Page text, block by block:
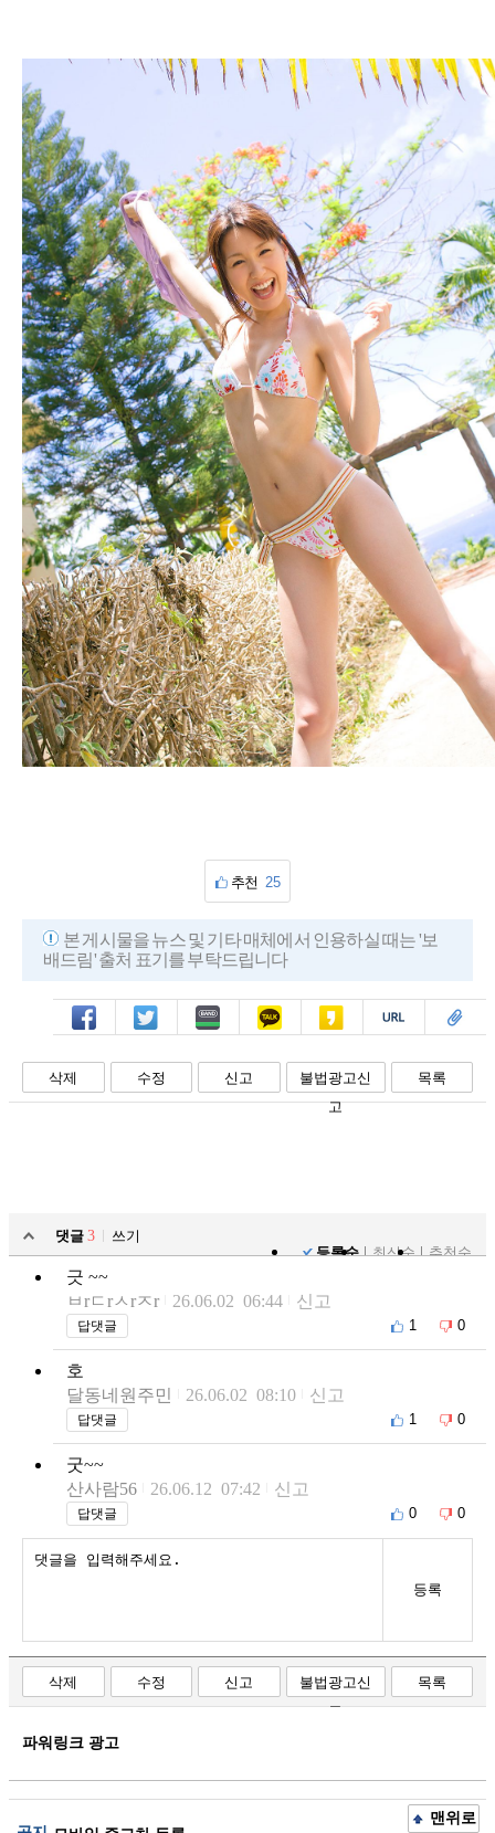
추천 25
본 게시물을 뉴스 및 기타 매체에서 인용하실 때는 '보
배드림' 출처 표기를 부탁드립니다
페북 트윗 밴드 카톡 카스 복사 스크랩
삭제 수정 신고
불법광고신
고
목록
댓글 3
쓰기
등록순
최신순 추천순
긋 ~~
ㅂrㄷrㅅrㅈr
26.06.02 06:44 신고
답댓글 1 0
호
달동네원주민
26.06.02 08:10 신고
답댓글 1 0
굿~~
산사람56
26.06.12 07:42 신고
답댓글 0 0
등록
삭제 수정 신고
불법광고신
고
목록
파워링크 광고
맨위로